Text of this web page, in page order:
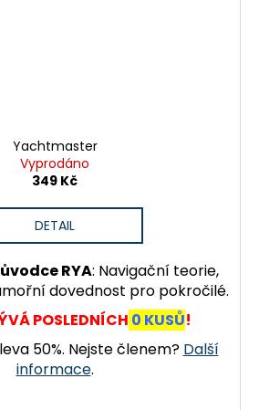
Yachtmaster
Vyprodáno
349 Kč
DETAIL
RYA: Navigační teorie,
dovednost pro pokročilé.
POSLEDNÍCH 0 KUSŮ!
50%. Nejste členem? Další
informace.